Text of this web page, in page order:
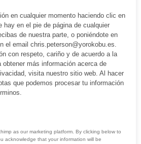
en cualquier momento haciendo clic en
hay en el pie de página de cualquier
de nuestra parte, o poniéndote en
el email chris.peterson@yorokobu.es.
con respeto, cariño y de acuerdo a la
obtener más información acerca de
visita nuestro sitio web. Al hacer
que podemos procesar tu información
as our marketing platform. By clicking below to
acknowledge that your information will be